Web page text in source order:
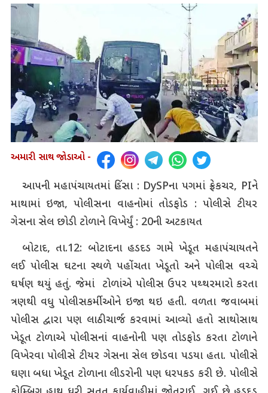
અમારી સાથ જોડાઓ -
આપની મહાપંચાયતમાં હિંસા : DySPના પગમાં ફ્રેકચર, PIને
માથામાં ઇજા, પોલીસના વાહનોમાં તોડફોડ : પોલીસે ટીયર
ગેસના સેલ છોડી ટોળાને વિખેર્યું : 20ની અટકાયત
બોટાદ, તા.12: બોટાદના હડદડ ગામે ખેડૂત મહાપંચાયતને
લઈ પોલીસ ઘટના સ્થળે પહોંચતા ખેડૂતો અને પોલીસ વચ્ચે
ઘર્ષણ થયું હતું. જેમાં ટોળાંએ પોલીસ ઉપર પથ્થરમારો કરતા
ત્રણથી વધુ પોલીસકર્મીઓને ઇજા થઇ હતી. વળતા જવાબમાં
પોલીસ દ્વારા પણ લાઠીચાર્જ કરવામાં આવ્યો હતો સાથોસાથ
ખેડૂત ટોળાએ પોલીસનાં વાહનોની પણ તોડફોડ કરતા ટોળાને
વિખેરવા પોલીસે ટીયર ગેસના સેલ છોડવા પડયા હતા. પોલીસે
ઘણા બધા ખેડૂત ટોળાના લીડરોની પણ ધરપકડ કરી છે. પોલીસે